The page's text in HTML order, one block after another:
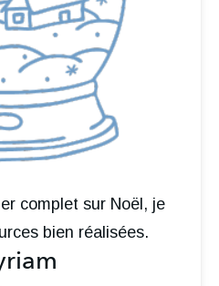
complet sur Noël, je
bien réalisées.